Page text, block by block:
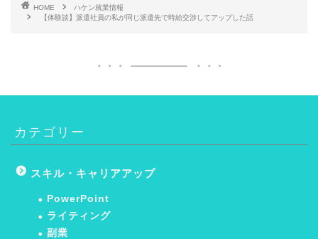
HOME
ハケン就業情報
【体験談】派遣社員の私が同じ派遣先で時給交渉してアップした話
カテゴリー
スキル・キャリアアップ
PowerPoint
ライティング
副業